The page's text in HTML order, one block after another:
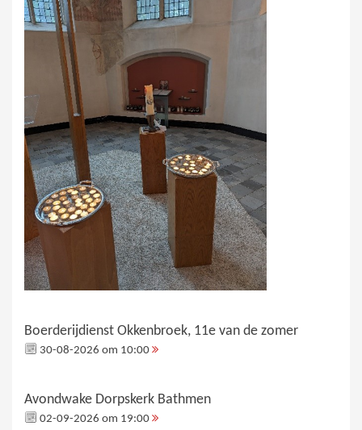
Boerderijdienst Okkenbroek, 11e van de zomer
30-08-2026 om 10:00
Avondwake Dorpskerk Bathmen
02-09-2026 om 19:00